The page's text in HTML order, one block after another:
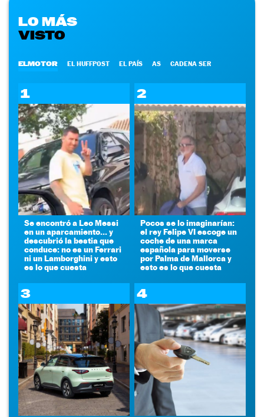
LO MÁS
VISTO
ELMOTOR EL HUFFPOST EL PAÍS AS CADENA SER
1
Se encontró a Leo Messi
en un aparcamiento... y
descubrió la bestia que
conduce: no es un Ferrari
ni un Lamborghini y esto
es lo que cuesta
2
Pocos se lo imaginarían:
el rey Felipe VI escoge un
coche de una marca
española para moverse
por Palma de Mallorca y
esto es lo que cuesta
3 4